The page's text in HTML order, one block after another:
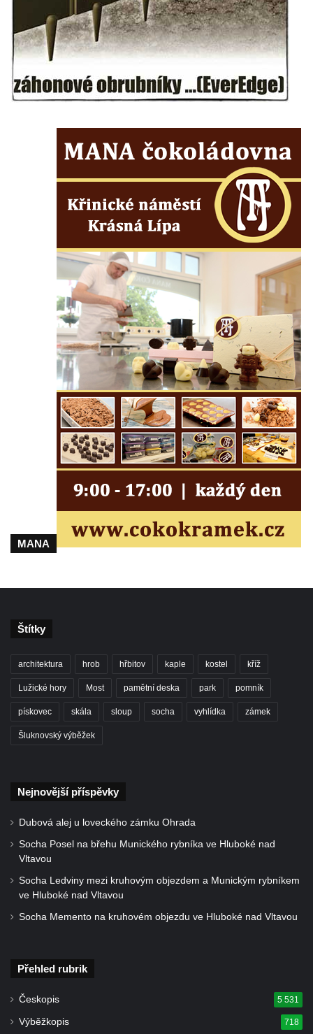
MANA
Štítky
architektura hrob hřbitov kaple kostel kříž
Lužické hory Most pamětní deska park pomník
pískovec skála sloup socha vyhlídka zámek
Šluknovský výběžek
Nejnovější příspěvky
Dubová alej u loveckého zámku Ohrada
Socha Posel na břehu Munického rybníka ve Hluboké nad
Vltavou
Socha Ledviny mezi kruhovým objezdem a Munickým rybníkem
ve Hluboké nad Vltavou
Socha Memento na kruhovém objezdu ve Hluboké nad Vltavou
Přehled rubrik
Českopis 5 531
Výběžkopis 718